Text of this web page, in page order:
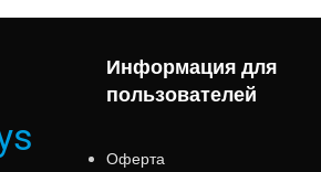
Информация для
пользователей
Оферта